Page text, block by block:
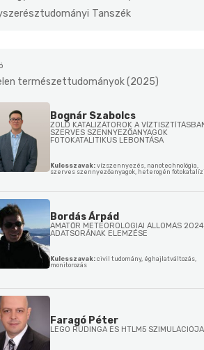
Tanszék
természettudományok (2025)
Bognár Szabolcs
ZÖLD KATALIZÁTOROK A
SZERVES SZENNYEZŐANYAGOK
FOTOKATALITIKUS LEBONTÁSA
Kulcsszavak:vízszennyezés, nanotechnológia,
szerves szennyezőanyagok, heterogén
Bordás Árpád
AMATŐR METEOROLÓGIAI ÁLLOMÁS
ADATSORÁNAK ELEMZÉSE
Kulcsszavak:civil tudomány, éghajlatváltozás,
monitorozás
Faragó Péter
LEGO RÚDINGA ÉS HTLM5 SZIMULÁCIÓJA